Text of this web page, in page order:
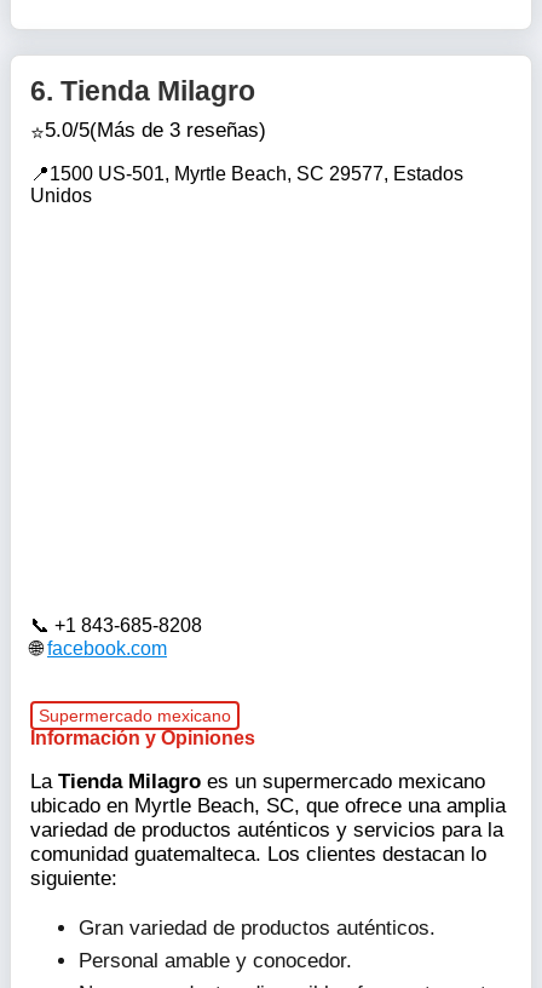
+1 843-685-8208
facebook.com
6. Tienda Milagro
5.0/5(Más de 3 reseñas)
1500 US-501, Myrtle Beach, SC 29577, Estados
Unidos
Supermercado mexicano
Información y Opiniones
La Tienda Milagro es un supermercado mexicano
ubicado en Myrtle Beach, SC, que ofrece una amplia
variedad de productos auténticos y servicios para la
comunidad guatemalteca. Los clientes destacan lo
siguiente:
Gran variedad de productos auténticos.
Personal amable y conocedor.